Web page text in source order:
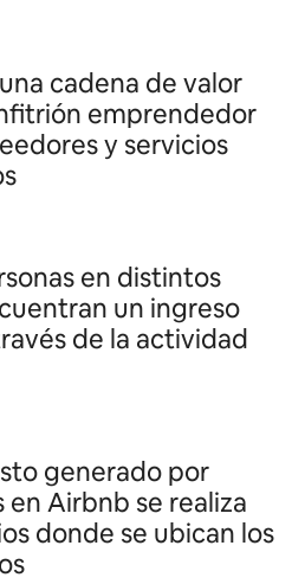
cadena de valor
emprendedor
y servicios
en distintos
un ingreso
de la actividad
generado por
en Airbnb se realiza
donde se ubican los